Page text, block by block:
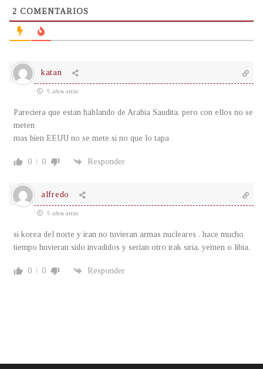
2 COMENTARIOS
katan
5 años atrás
Pareciera que estan hablando de Arabia Saudita, pero con ellos no se
meten
mas bien EEUU no se mete si no que lo tapa
0 0 Responder
alfredo
5 años atrás
si korea del norte y iran no tuvieran armas nucleares . hace mucho
tiempo huvieran sido invadidos y serian otro irak siria, yemen o libia.
0 0 Responder